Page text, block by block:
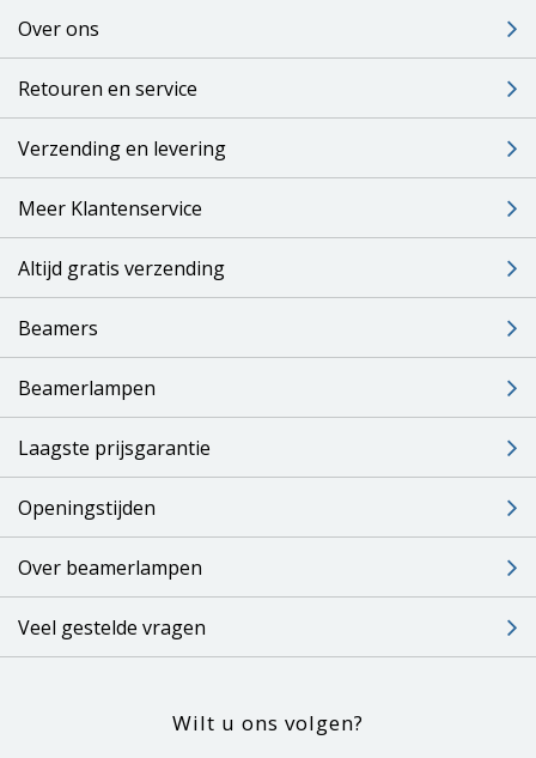
Over ons
Retouren en service
Verzending en levering
Meer Klantenservice
Altijd gratis verzending
Beamers
Beamerlampen
Laagste prijsgarantie
Openingstijden
Over beamerlampen
Veel gestelde vragen
Wilt u ons volgen?